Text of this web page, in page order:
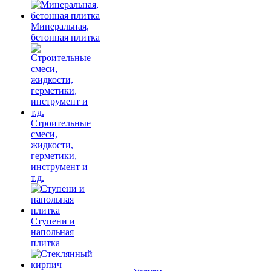
Минеральная,
бетонная плитка
Строительные
смеси,
жидкости,
герметики,
инструмент и
т.д.
Ступени и
напольная
плитка